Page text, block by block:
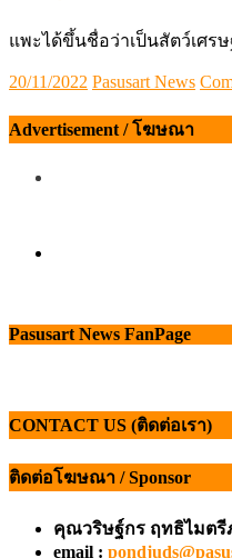
แพะได้ขึ้นชื่อว่าเป็นสัตว์เศ
Posted
20/11/2022 Author
Pasusart News
Advertisement / โฆษณา
Pasusart News FanPage
CONTACT US (ติดต่อเรา)
ติดต่อโฆษณา / Sponsor
คุณวริษฐ์กร ฤทธิไมตรี
email :